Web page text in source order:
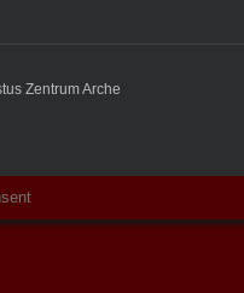
Zentrum Arche